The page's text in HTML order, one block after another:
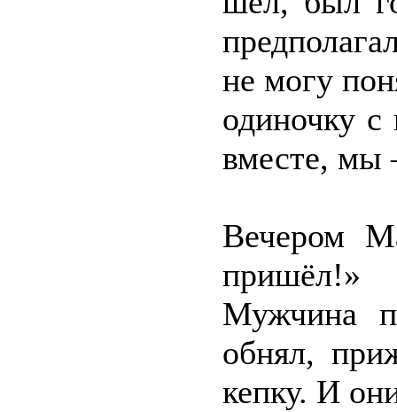
не могу
одиночку
вместе, мы
Вечером
Мужчина
обнял,
кепку. И